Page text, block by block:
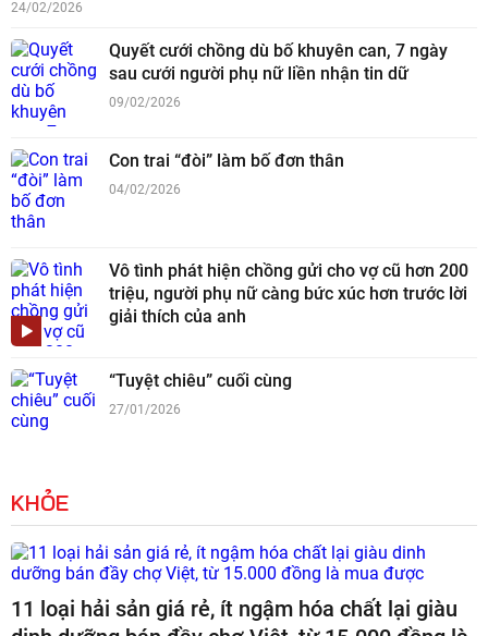
24/02/2026
Quyết cưới chồng dù bố khuyên can, 7 ngày
sau cưới người phụ nữ liền nhận tin dữ
09/02/2026
Con trai “đòi” làm bố đơn thân
04/02/2026
Vô tình phát hiện chồng gửi cho vợ cũ hơn 200
triệu, người phụ nữ càng bức xúc hơn trước lời
giải thích của anh
“Tuyệt chiêu” cuối cùng
27/01/2026
KHỎE
11 loại hải sản giá rẻ, ít ngậm hóa chất lại giàu